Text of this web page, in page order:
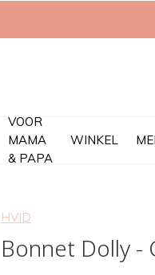
VOOR
MAMA
& PAPA
WINKEL
HVID
Bonnet Dolly -